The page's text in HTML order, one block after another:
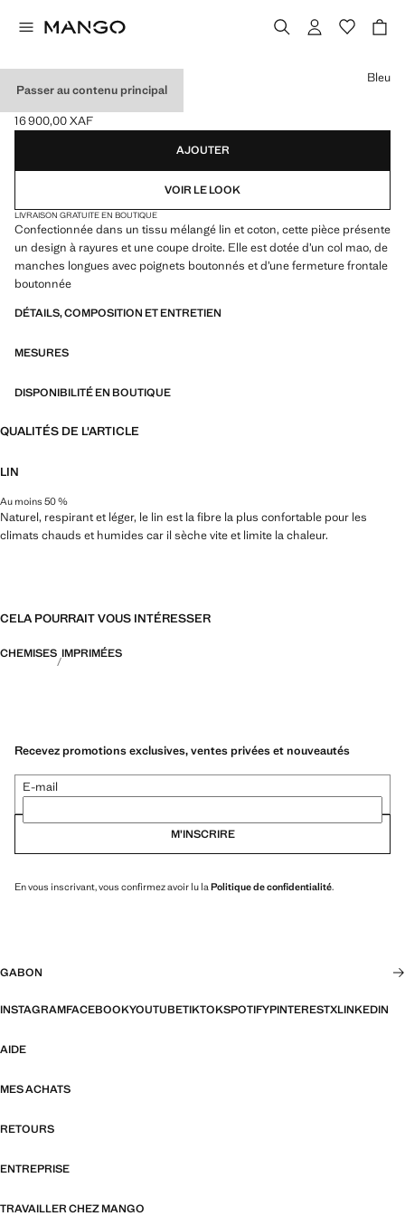
Passer au contenu principal
CHEMISE LIN RAYÉE
Prix actuel [16 900,00 XAF ]
16 900,00 XAF
Choisissez une couleur
Bleu
AJOUTER
VOIR LE LOOK
LIVRAISON GRATUITE EN BOUTIQUE
Confectionnée dans un tissu mélangé lin et coton, cette pièce présente
un design à rayures et une coupe droite. Elle est dotée d’un col mao, de
manches longues avec poignets boutonnés et d’une fermeture frontale
boutonnée
DÉTAILS, COMPOSITION ET ENTRETIEN
MESURES
DISPONIBILITÉ EN BOUTIQUE
QUALITÉS DE L'ARTICLE
LIN
Au moins 50 %
Naturel, respirant et léger, le lin est la fibre la plus confortable pour les
climats chauds et humides car il sèche vite et limite la chaleur.
CELA POURRAIT VOUS INTÉRESSER
CHEMISES IMPRIMÉES
Recevez promotions exclusives, ventes privées et nouveautés
E-mail
M’INSCRIRE
En vous inscrivant, vous confirmez avoir lu laPolitique de confidentialité.
GABON
INSTAGRAMFACEBOOKYOUTUBETIKTOKSPOTIFYPINTERESTXLINKEDIN
AIDE
MES ACHATS
RETOURS
ENTREPRISE
TRAVAILLER CHEZ MANGO